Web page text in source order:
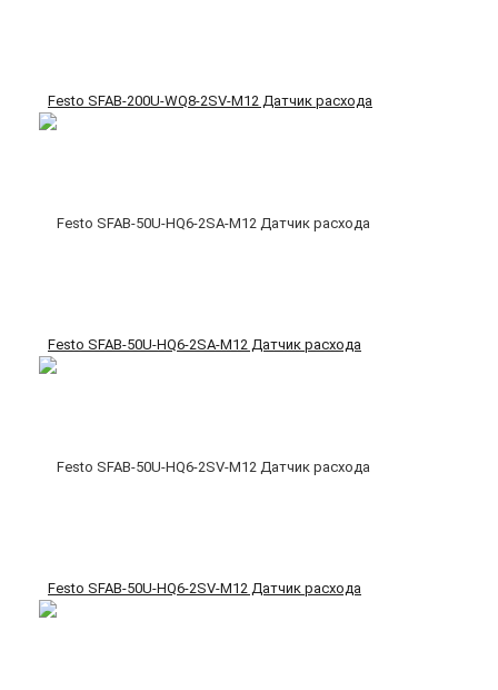
Festo SFAB-200U-WQ8-2SV-M12 Датчик расхода
Festo SFAB-50U-HQ6-2SA-M12 Датчик расхода
Festo SFAB-50U-HQ6-2SV-M12 Датчик расхода